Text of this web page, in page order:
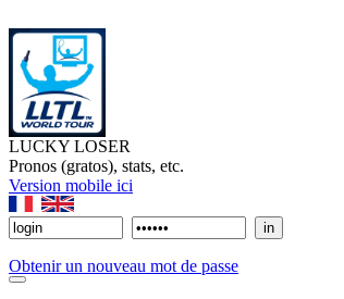
LUCKY LOSER
Pronos (gratos), stats, etc.
Version mobile ici
Obtenir un nouveau mot de passe